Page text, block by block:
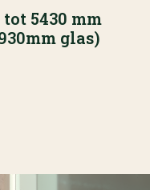
5430 mm
glas)